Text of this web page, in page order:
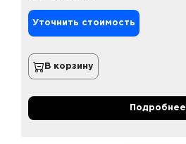
Уточнить стоимость
В корзину
Подробнее